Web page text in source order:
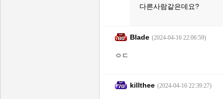
다른사람같은데요?
Blade (2024-04-16 22:06:59)
ㅇㄷ
killthee (2024-04-16 22:39:27)